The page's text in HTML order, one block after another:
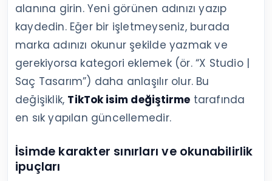
alanına girin. Yeni görünen adınızı yazıp
kaydedin. Eğer bir işletmeyseniz, burada
marka adınızı okunur şekilde yazmak ve
gerekiyorsa kategori eklemek (ör. “X Studio |
Saç Tasarım”) daha anlaşılır olur. Bu
değişiklik, TikTok isim değiştirme tarafında
en sık yapılan güncellemedir.
İsimde karakter sınırları ve okunabilirlik
ipuçları